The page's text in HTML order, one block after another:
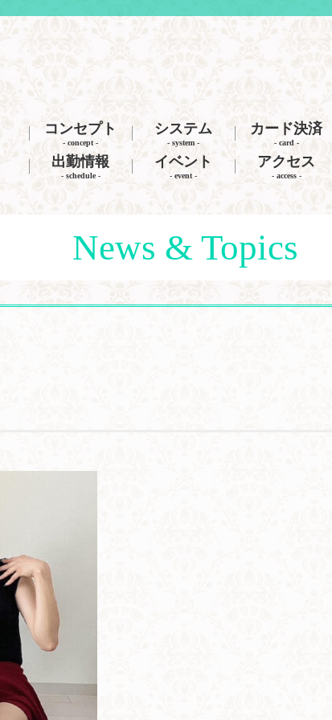
コンセプト
- concept -
システム
- system -
カード決済
- card -
出勤情報
- schedule -
イベント
- event -
アクセス
- access -
News & Topics